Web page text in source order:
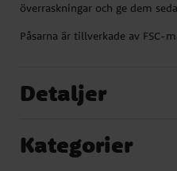
överraskningar och ge dem
Påsarna är tillverkade av FSC-
Detaljer
Kategorier